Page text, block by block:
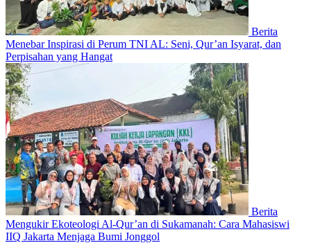
Berita
Menebar Inspirasi di Perum TNI AL: Seni, Qur’an Isyarat, dan
Perpisahan yang Hangat
Berita
Mengukir Ekoteologi Al-Qur’an di Sukamanah: Cara Mahasiswi
IIQ Jakarta Menjaga Bumi Jonggol